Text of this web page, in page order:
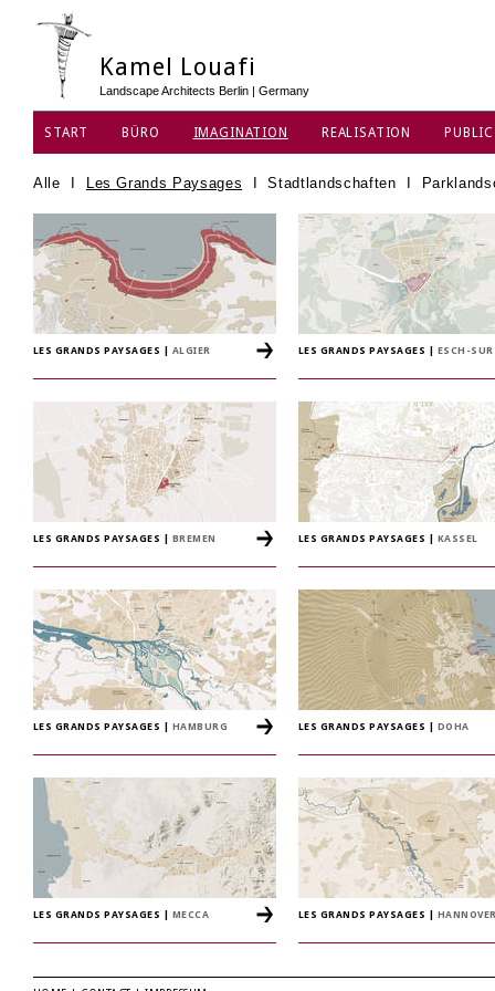
Kamel Louafi
Landscape Architects Berlin | Germany
START BÜRO IMAGINATION REALISATION
DATENSCHUTZ
Alle Les Grands Paysages IStadtlandschaften
LES GRANDS PAYSAGES ALGIER LES GRANDS PAYSAGES ESCH-
LES GRANDS PAYSAGES BREMEN LES GRANDS PAYSAGES KASSEL
LES GRANDS PAYSAGES HAMBURG LES GRANDS PAYSAGES DOHA
LES GRANDS PAYSAGES MECCA LES GRANDS PAYSAGES